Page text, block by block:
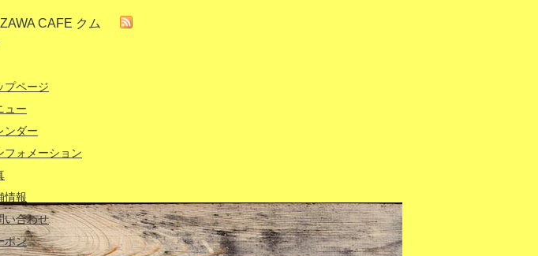
CAFE クム
プページ
ュー
ンダー
フォメーション
情報
い合わせ
ポン